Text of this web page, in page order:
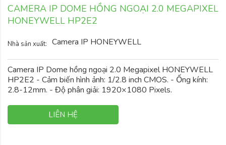
CAMERA IP DOME HỒNG NGOẠI 2.0 MEGAPIXEL
HONEYWELL HP2E2
Nhà sản xuất: Camera IP HONEYWELL
Camera IP Dome hồng ngoại 2.0 Megapixel HONEYWELL
HP2E2 - Cảm biến hình ảnh: 1/2.8 inch CMOS. - Ống kính:
2.8-12mm. - Độ phân giải: 1920×1080 Pixels.
LIÊN HỆ